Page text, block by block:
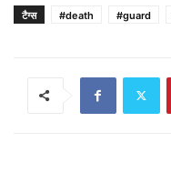
टैग्स #death #guard